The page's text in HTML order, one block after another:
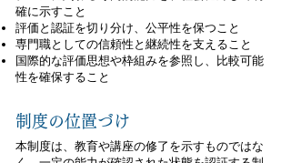
確に示すこと
評価と認証を切り分け、公平性を保つこと
専門職としての信頼性と継続性を支えること
国際的な評価思想や枠組みを参照し、比較可能
性を確保すること
制度の位置づけ
本制度は、教育や講座の修了を示すものではな